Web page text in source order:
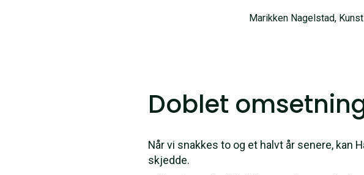
Marikken Nagelstad,
Doblet
Når vi snakkes to og et halvt år senere, kan
skjedde.